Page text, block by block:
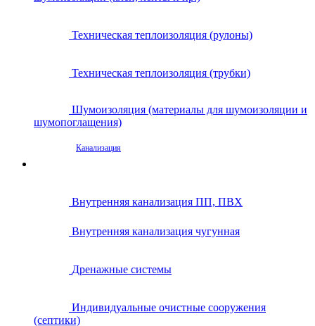
Техническая теплоизоляция (рулоны)
Техническая теплоизоляция (трубки)
Шумоизоляция (материалы для шумоизоляции и
шумопоглащения)
Канализация
Внутренняя канализация ПП, ПВХ
Внутренняя канализация чугунная
Дренажные системы
Индивидуальные очистные сооружения
(септики)